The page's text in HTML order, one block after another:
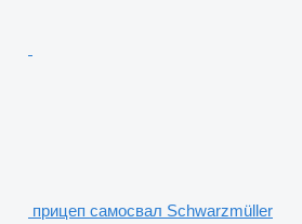
прицеп самосвал Schwarzmüller